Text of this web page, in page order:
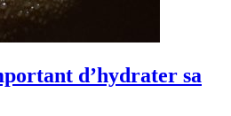
d’hydrater sa